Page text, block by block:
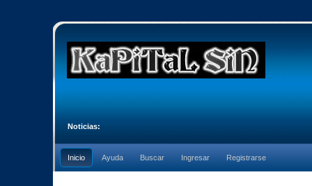
Noticias:
Inicio Ayuda Buscar Ingresar Registrarse